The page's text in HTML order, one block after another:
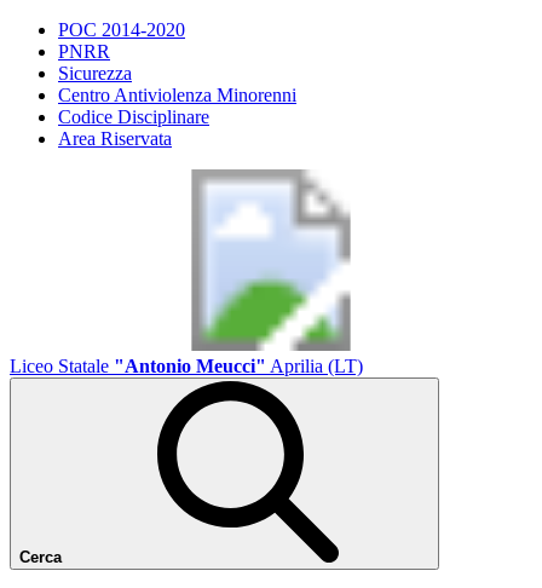
POC 2014-2020
PNRR
Sicurezza
Centro Antiviolenza Minorenni
Codice Disciplinare
Area Riservata
Liceo Statale "Antonio Meucci" Aprilia (LT)
Cerca